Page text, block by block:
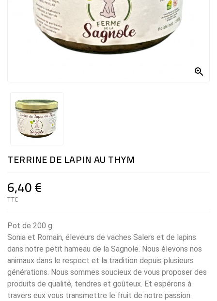

TERRINE DE LAPIN AU THYM
6,40 €
TTC
Pot de 200 g
Sonia et Romain, éleveurs de vaches Salers et de lapins
dans notre petit hameau de la Sagnole. Nous élevons nos
animaux dans le respect et la tradition depuis plusieurs
générations. Nous sommes soucieux de vous proposer des
produits de qualité, tendres et goûteux. Et espérons à
travers eux vous transmettre le fruit de notre passion.